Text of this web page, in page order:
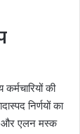
की
निर्णयों का
और एलन मस्क